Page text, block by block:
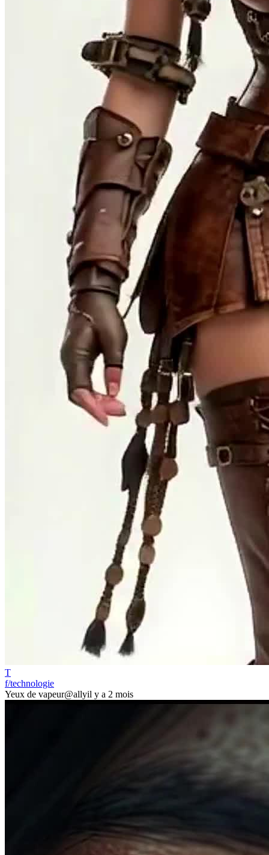
T
f/technologie
Yeux de vapeur@allyil y a 2 mois